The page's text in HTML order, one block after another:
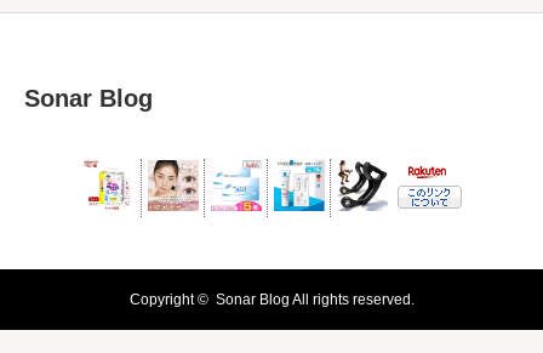
Sonar Blog
Copyright © Sonar Blog All rights reserved.